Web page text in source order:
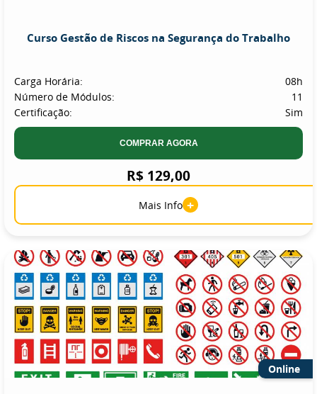
Curso Gestão de Riscos na Segurança do Trabalho
Carga Horária:
08h
Número de Módulos:
11
Certificação:
Sim
COMPRAR AGORA
R$ 129,00
Mais Info +
Online